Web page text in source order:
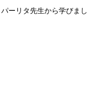
ーリタ先生から学びまし